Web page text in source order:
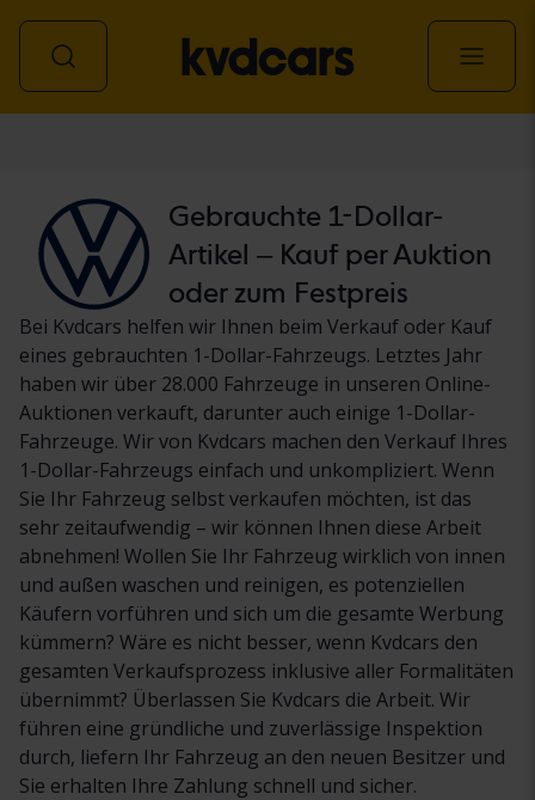
Gebrauchte 1-Dollar-
Artikel – Kauf per Auktion
oder zum Festpreis
Bei Kvdcars helfen wir Ihnen beim Verkauf oder Kauf
eines gebrauchten 1-Dollar-Fahrzeugs. Letztes Jahr
haben wir über 28.000 Fahrzeuge in unseren Online-
Auktionen verkauft, darunter auch einige 1-Dollar-
Fahrzeuge. Wir von Kvdcars machen den Verkauf Ihres
1-Dollar-Fahrzeugs einfach und unkompliziert. Wenn
Sie Ihr Fahrzeug selbst verkaufen möchten, ist das
sehr zeitaufwendig – wir können Ihnen diese Arbeit
abnehmen! Wollen Sie Ihr Fahrzeug wirklich von innen
und außen waschen und reinigen, es potenziellen
Käufern vorführen und sich um die gesamte Werbung
kümmern? Wäre es nicht besser, wenn Kvdcars den
gesamten Verkaufsprozess inklusive aller Formalitäten
übernimmt? Überlassen Sie Kvdcars die Arbeit. Wir
führen eine gründliche und zuverlässige Inspektion
durch, liefern Ihr Fahrzeug an den neuen Besitzer und
Sie erhalten Ihre Zahlung schnell und sicher.